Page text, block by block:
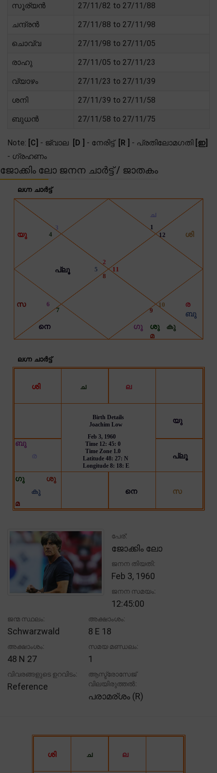
സൂര്യൻ 27/11/82 to 27/11/88
ചന്ദ്രൻ 27/11/88 to 27/11/98
ചൊവ്വ 27/11/98 to 27/11/05
രാഹു 27/11/05 to 27/11/23
വ്യാഴം 27/11/23 to 27/11/39
ശനി 27/11/39 to 27/11/58
ബുധൻ 27/11/58 to 27/11/75
Note: [C] - ജ്വാല [D ] - നേരിട്ട് [R ] - പ്രതിലോമഗതി [ഇ]
- ഗ്രഹണം
ജോക്കിം ലോ ജനന ചാർട്ട് / ജാതകം
പേര്:
ജോക്കിം ലോ
ജനന തിയതി:
Feb 3, 1960
ജനന സമയം:
12:45:00
ജന്മ സ്ഥലം:
Schwarzwald
അക്ഷാംശം:
8 E 18
അക്ഷാംശം:
48 N 27
സമയ മണ്ഡലം:
1
വിവരങ്ങളുടെ ഉറവിടം:
Reference
ആസ്ട്രോസേജ്
വിലയിരുത്തൽ:
പരാമര്ശം (R)